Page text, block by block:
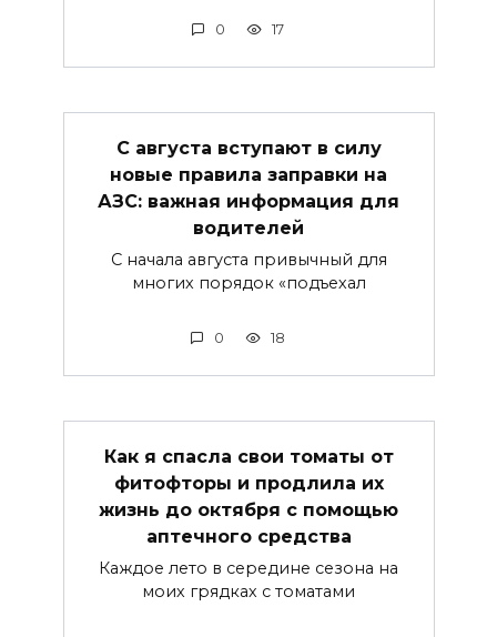
0 17
С августа вступают в силу
новые правила заправки на
АЗС: важная информация для
водителей
С начала августа привычный для
многих порядок «подъехал
0 18
Как я спасла свои томаты от
фитофторы и продлила их
жизнь до октября с помощью
аптечного средства
Каждое лето в середине сезона на
моих грядках с томатами